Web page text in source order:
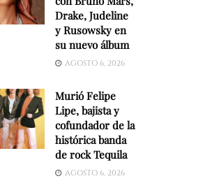
Drake, Judeline
y Rusowsky en
su nuevo álbum
AGOSTO 6, 2026
Murió Felipe
Lipe, bajista y
cofundador de la
histórica banda
de rock Tequila
AGOSTO 6, 2026